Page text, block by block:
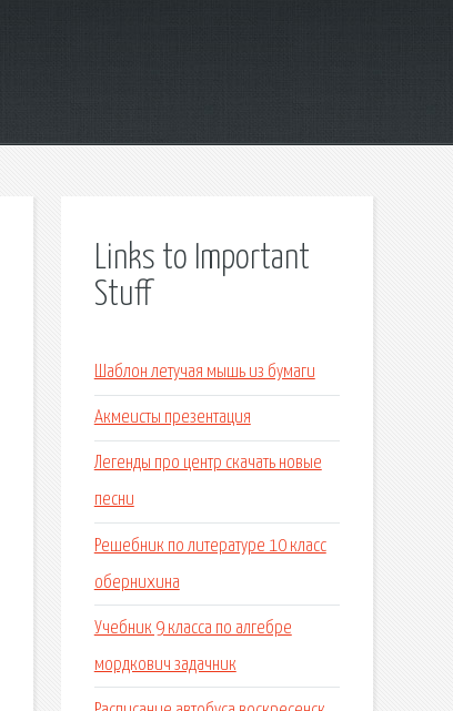
Links to Important
Stuff
Шаблон летучая мышь из бумаги
Акмеисты презентация
Легенды про центр скачать новые
песни
Решебник по литературе 10 класс
обернихина
Учебник 9 класса по алгебре
мордкович задачник